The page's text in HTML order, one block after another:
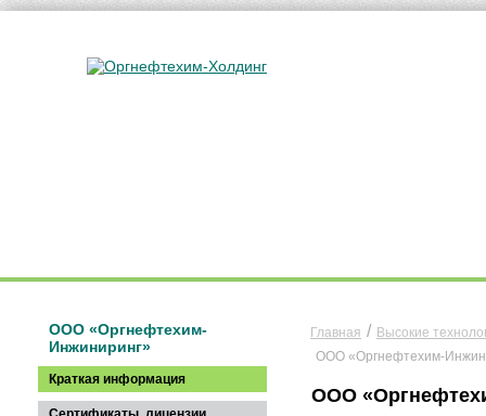
ООО «Оргнефтехим-
Инжиниринг»
Краткая информация
Главная / Высокие
ООО «Оргнефтехим-
ООО